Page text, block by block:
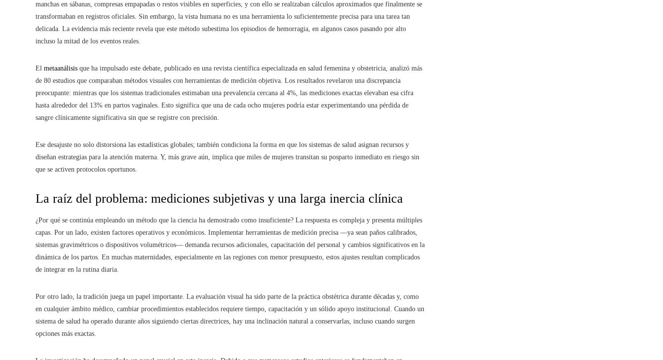
manchas en sábanas, compresas empapadas o restos visibles en superficies, y con ello se realizaban cálculos aproximados que finalmente se
transformaban en registros oficiales. Sin embargo, la vista humana no es una herramienta lo suficientemente precisa para una tarea tan
delicada. La evidencia más reciente revela que este método subestima los episodios de hemorragia, en algunos casos pasando por alto
incluso la mitad de los eventos reales.
El metaanálisis que ha impulsado este debate, publicado en una revista científica especializada en salud femenina y obstetricia, analizó más
de 80 estudios que comparaban métodos visuales con herramientas de medición objetiva. Los resultados revelaron una discrepancia
preocupante: mientras que los sistemas tradicionales estimaban una prevalencia cercana al 4%, las mediciones exactas elevaban esa cifra
hasta alrededor del 13% en partos vaginales. Esto significa que una de cada ocho mujeres podría estar experimentando una pérdida de
sangre clínicamente significativa sin que se registre con precisión.
Ese desajuste no solo distorsiona las estadísticas globales; también condiciona la forma en que los sistemas de salud asignan recursos y
diseñan estrategias para la atención materna. Y, más grave aún, implica que miles de mujeres transitan su posparto inmediato en riesgo sin
que se activen protocolos oportunos.
La raíz del problema: mediciones subjetivas y una larga inercia clínica
¿Por qué se continúa empleando un método que la ciencia ha demostrado como insuficiente? La respuesta es compleja y presenta múltiples
capas. Por un lado, existen factores operativos y económicos. Implementar herramientas de medición precisa —ya sean paños calibrados,
sistemas gravimétricos o dispositivos volumétricos— demanda recursos adicionales, capacitación del personal y cambios significativos en la
dinámica de los partos. En muchas maternidades, especialmente en las regiones con menor presupuesto, estos ajustes resultan complicados
de integrar en la rutina diaria.
Por otro lado, la tradición juega un papel importante. La evaluación visual ha sido parte de la práctica obstétrica durante décadas y, como
en cualquier ámbito médico, cambiar procedimientos establecidos requiere tiempo, capacitación y un sólido apoyo institucional. Cuando un
sistema de salud ha operado durante años siguiendo ciertas directrices, hay una inclinación natural a conservarlas, incluso cuando surgen
opciones más exactas.